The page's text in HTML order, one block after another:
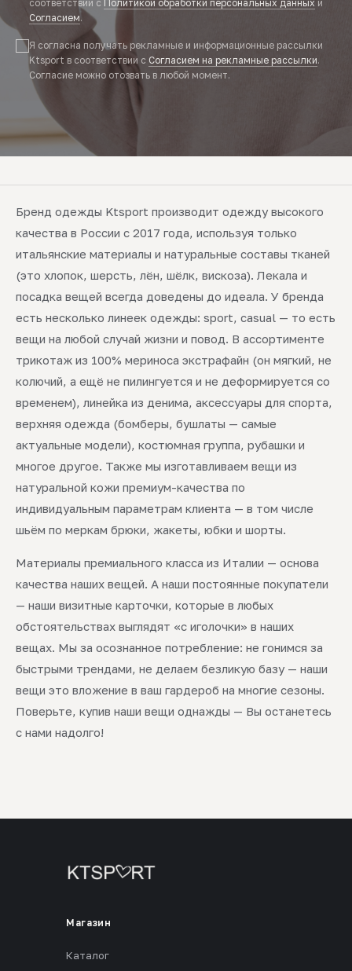
соответствии с Политикой обработки персональных данных и
Согласием.
Я согласна получать рекламные и информационные рассылки
Ktsport в соответствии с Согласием на рекламные рассылки.
Согласие можно отозвать в любой момент.
Бренд одежды Ktsport производит одежду высокого
качества в России с 2017 года, используя только
итальянские материалы и натуральные составы тканей
(это хлопок, шерсть, лён, шёлк, вискоза). Лекала и
посадка вещей всегда доведены до идеала. У бренда
есть несколько линеек одежды: sport, casual — то есть
вещи на любой случай жизни и повод. В ассортименте
трикотаж из 100% мериноса экстрафайн (он мягкий, не
колючий, а ещё не пилингуется и не деформируется со
временем), линейка из денима, аксессуары для спорта,
верхняя одежда (бомберы, бушлаты — самые
актуальные модели), костюмная группа, рубашки и
многое другое. Также мы изготавливаем вещи из
натуральной кожи премиум-качества по
индивидуальным параметрам клиента — в том числе
шьём по меркам брюки, жакеты, юбки и шорты.
Материалы премиального класса из Италии — основа
качества наших вещей. А наши постоянные покупатели
— наши визитные карточки, которые в любых
обстоятельствах выглядят «с иголочки» в наших
вещах. Мы за осознанное потребление: не гонимся за
быстрыми трендами, не делаем безликую базу — наши
вещи это вложение в ваш гардероб на многие сезоны.
Поверьте, купив наши вещи однажды — Вы останетесь
с нами надолго!
Магазин
Каталог